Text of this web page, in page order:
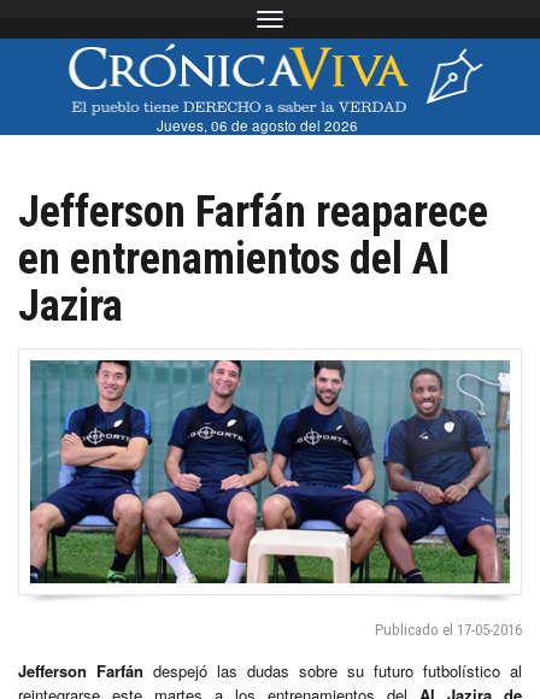
Toggle navigation
Jueves, 06 de agosto del 2026
Jefferson Farfán reaparece
en entrenamientos del Al
Jazira
Publicado el 17-05-2016
Jefferson Farfán despejó las dudas sobre su futuro futbolístico al